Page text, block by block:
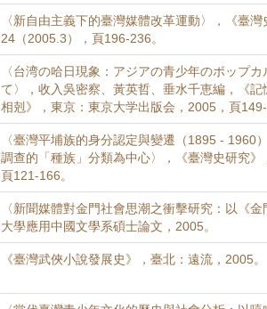
〈新自由主義下的臺灣媒體改革運動〉，《臺灣
24（2005.3），頁196-236。
〈台湾の哈日現象：アジアの青少年のポップ
て〉，收入吳密察、黃英哲、垂水千恵編，《
相剋》，東京：東京大学出版会，2005，頁149-
〈臺灣平埔族的身分認定與變遷（1895 - 1960
調查的「種族」分類為中心〉，《臺灣史研究》
頁121-166。
〈新聞媒體對金門社會思潮之衝擊研究：以《
大學應用中國文學系碩士論文，2005。
《臺灣武俠小說發展史》，臺北：遠流，2005。